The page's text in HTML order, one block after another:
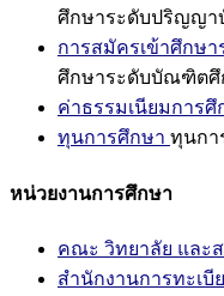
ศึกษาระดับปริญญ
การสมัครเข้าศึกษ
ศึกษาระดับบัณฑิตศึ
ค่าธรรมเนียมการศึ
ทุนการศึกษา ทุนกา
หน่วยงานการศึกษา
คณะ วิทยาลัย และ
สำนักงานการทะเบี